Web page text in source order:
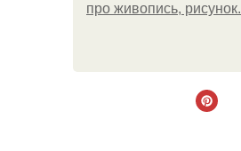
про живопись, рисунок.